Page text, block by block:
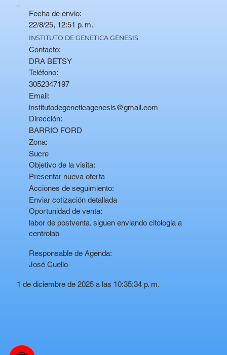
Fecha de envío:
22/8/25, 12:51 p. m.
INSTITUTO DE GENETICA GENESIS
Contacto:
DRA BETSY
Teléfono:
3052347197
Email:
institutodegeneticagenesis@gmail.com
Dirección:
BARRIO FORD
Zona:
Sucre
Objetivo de la visita:
Presentar nueva oferta
Acciones de seguimiento:
Enviar cotización detallada
Oportunidad de venta:
labor de postventa. siguen enviando citologia a
centrolab
Responsable de Agenda:
José Cuello
1 de diciembre de 2025 a las 10:35:34 p. m.